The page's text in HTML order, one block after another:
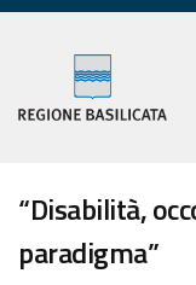
“Disabilità,
paradigma”